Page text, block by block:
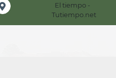
El tiempo -
Tutiempo.net